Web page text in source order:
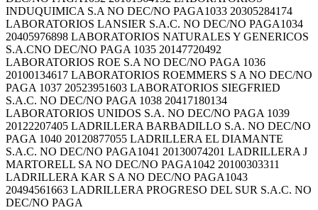
INDUQUIMICA S.A NO DEC/NO PAGA1033 20305284174
LABORATORIOS LANSIER S.A.C. NO DEC/NO PAGA1034
20405976898 LABORATORIOS NATURALES Y GENERICOS
S.A.CNO DEC/NO PAGA 1035 20147720492
LABORATORIOS ROE S.A NO DEC/NO PAGA 1036
20100134617 LABORATORIOS ROEMMERS S A NO DEC/NO
PAGA 1037 20523951603 LABORATORIOS SIEGFRIED
S.A.C. NO DEC/NO PAGA 1038 20417180134
LABORATORIOS UNIDOS S.A. NO DEC/NO PAGA 1039
20122207405 LADRILLERA BARBADILLO S.A. NO DEC/NO
PAGA 1040 20120877055 LADRILLERA EL DIAMANTE
S.A.C. NO DEC/NO PAGA1041 20130074201 LADRILLERA J
MARTORELL SA NO DEC/NO PAGA1042 20100303311
LADRILLERA KAR S A NO DEC/NO PAGA1043
20494561663 LADRILLERA PROGRESO DEL SUR S.A.C. NO
DEC/NO PAGA